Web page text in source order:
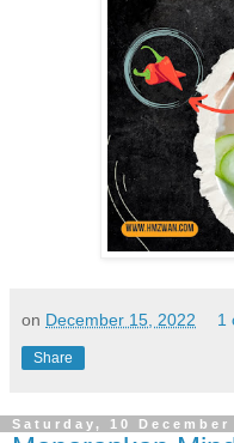
on December 15, 2022 1
Share
Saturday, 10 December